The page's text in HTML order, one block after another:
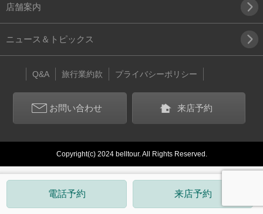
店舗案内
ニュース＆トピックス
Q&A 旅行業約款 プライバシーポリシー
お問い合わせ 来店予約
Copyright(c) 2024 belltour. All Rights Reserved.
電話予約 来店予約